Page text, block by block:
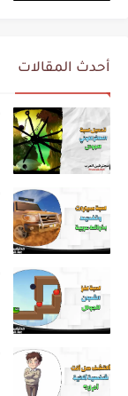
أحدث المقالات